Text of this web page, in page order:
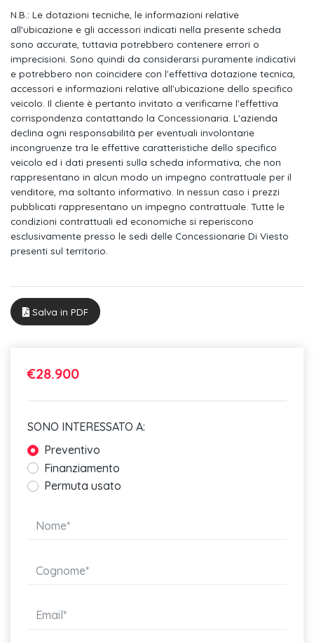
connect
Interfaccia bluetooth
Sensore luci/pioggia
3 poggiatesta posteriori regolabili manualmente
Vetri posteriori e lunotto oscurati
Indicatore perdita pressione pneumatici
Audi pre sense front
Disattivazione airbag passeggero anteriore
Assistente agli ostacoli con assistente alla svolta (turn assist)
Sicura per bambini ad azionamento elettrico
partenza
Audi drive select per assetto di serie
Specchietti di cortesia illuminati nelle alette parasole lato
conducente e
Cielo vettura in tessuto grigio acciaio
Schienale del sedile posteriore ribaltabile
Keyless go
N.B.: Le dotazioni tecniche, le informazioni relative
all'ubicazione e gli accessori indicati nella presente scheda
sono accurate, tuttavia potrebbero contenere errori o
imprecisioni. Sono quindi da considerarsi puramente indicativi
e potrebbero non coincidere con l'effettiva dotazione tecnica,
accessori e informazioni relative all'ubicazione dello specifico
veicolo. Il cliente è pertanto invitato a verificarne l'effettiva
corrispondenza contattando la Concessionaria. L'azienda
declina ogni responsabilità per eventuali involontarie
incongruenze tra le effettive caratteristiche dello specifico
veicolo ed i dati presenti sulla scheda informativa, che non
rappresentano in alcun modo un impegno contrattuale per il
venditore, ma soltanto informativo. In nessun caso i prezzi
pubblicati rappresentano un impegno contrattuale. Tutte le
condizioni contrattuali ed economiche si reperiscono
esclusivamente presso le sedi delle Concessionarie Di Viesto
presenti sul territorio.
Salva in PDF
€28.900
SONO INTERESSATO A:
Preventivo
Finanziamento
Permuta usato